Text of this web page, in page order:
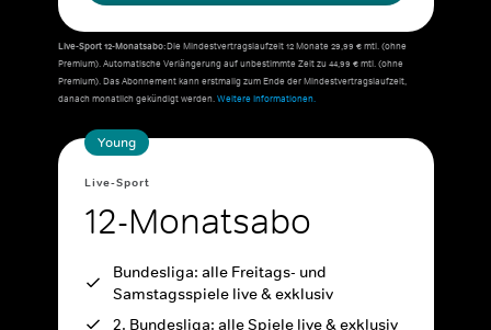
Live-Sport 12-Monatsabo:Die Mindestvertragslaufzeit 12 Monate 29,99 € mtl. (ohne
Premium). Automatische Verlängerung auf unbestimmte Zeit zu 44,99 € mtl. (ohne
Premium). Das Abonnement kann erstmalig zum Ende der Mindestvertragslaufzeit,
danach monatlich gekündigt werden.Weitere Informationen.
Young
Live-Sport
12-Monatsabo
Bundesliga: alle Freitags- und
Samstagsspiele live & exklusiv
2. Bundesliga: alle Spiele live & exklusiv